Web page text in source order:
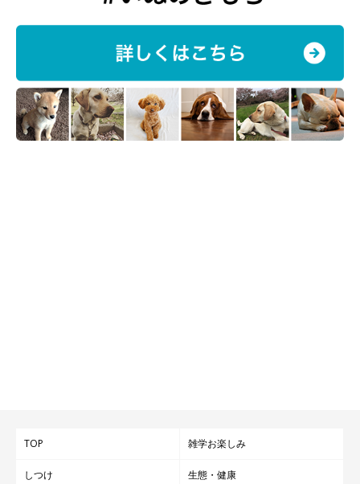
TOP 雑学お楽しみ
しつけ 生態・健康